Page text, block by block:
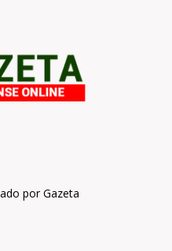
por Gazeta